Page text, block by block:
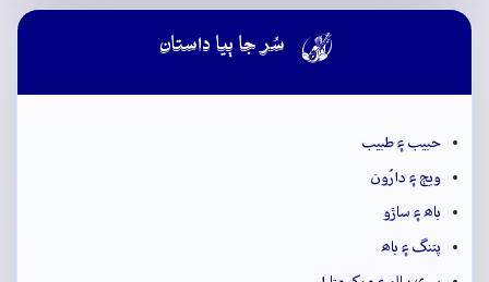
 سُر جا ٻيا داستان
حبيب ۽ طبيب
ويڄ ۽ دارُون
باھ ۽ ساڙو
پتنگ ۽ باھ